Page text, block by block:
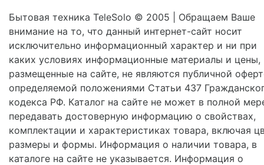
Бытовая техника TeleSolo © 2005 | Обращаем Ваше
внимание на то, что данный интернет-сайт носит
исключительно информационный характер и ни при
каких условиях информационные материалы и цены,
размещенные на сайте, не являются публичной
определяемой положениями Статьи 437
кодекса РФ. Каталог на сайте не может в полной
передавать достоверную информацию о свойствах,
комплектации и характеристиках товара, включая
размеры и формы. Информация о наличии товара, в
каталоге на сайте не указывается. Информация о